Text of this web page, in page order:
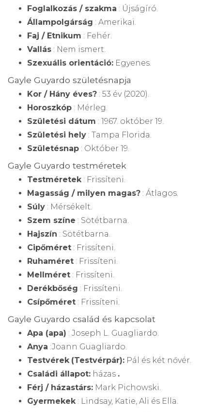
Foglalkozás / szakma : Újságíró.
Állampolgárság : Amerikai.
Faj / Etnikum : Fehér.
Vallás : Nem ismert.
Szexuális orientáció: Egyenes.
Gayle Guyardo születésnapja
Kor / Hány éves? : 53 év (2020).
Horoszkóp : Mérleg.
Születési dátum : 1967. október 19.
Születési hely : Tampa Florida.
Születésnap : Október 19.
Gayle Guyardo testméretek
Testméretek : Frissíteni.
Magasság / milyen magas? : Átlagos.
Súly : Mérsékelt.
Szem színe : Sötétbarna.
Hajszín : Sötétbarna.
Cipőméret : Frissíteni.
Ruhaméret : Frissíteni.
Mellméret : Frissíteni.
Derékbőség : Frissíteni.
Csípőméret : Frissíteni.
Gayle Guyardo család és kapcsolat
Apa (apa) : Joseph L. Guagliardo.
Anya :Joann Guagliardo.
Testvérek (Testvérpár): Pál és két nővér.
Családi állapot: házas .
Férj / házastárs: Mark Pichowski.
Gyermekek : Lindsay, Katie, Ali és Ella.